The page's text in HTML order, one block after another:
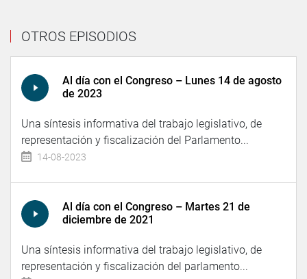
OTROS EPISODIOS
Al día con el Congreso – Lunes 14 de agosto
de 2023
Una síntesis informativa del trabajo legislativo, de
representación y fiscalización del Parlamento...
14-08-2023
Al día con el Congreso – Martes 21 de
diciembre de 2021
Una síntesis informativa del trabajo legislativo, de
representación y fiscalización del parlamento...